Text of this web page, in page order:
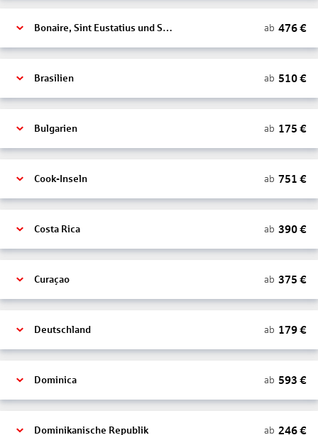
Bonaire, Sint Eustatius und Saba ab 476€
Brasilien ab 510€
Bulgarien ab 175 €
Cook-Inseln ab 751 €
Costa Rica ab 390€
Curaçao ab 375 €
Deutschland ab 179€
Dominica ab 593 €
Dominikanische Republik ab 246€